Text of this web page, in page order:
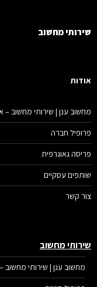
מחשוב
ענן | שירותי מחשוב – אדום
חברה
גאוגרפית
עסקיים
קשר
מחשוב
מחשוב ענן | שירותי מחשוב –